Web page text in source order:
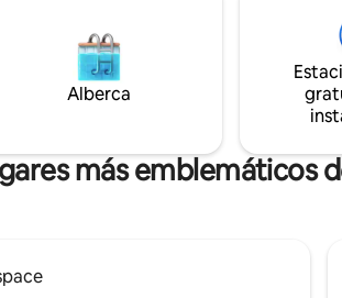
o
noche. Todos los restaurantes,
turísticos y tiendas están en las
inmediaciones para pasar un
momento en el corazón de la
Alberca
más emblemáticos